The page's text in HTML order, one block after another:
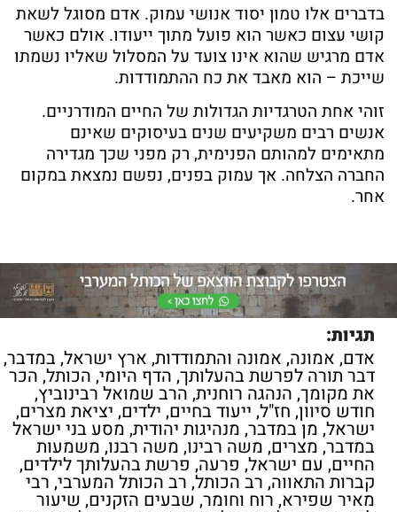
בדברים אלו טמון יסוד אנושי עמוק. אדם מסוגל לשאת
קושי עצום כאשר הוא פועל מתוך ייעודו. אולם כאשר
אדם מרגיש שהוא אינו צועד על המסלול שאליו נשמתו
שייכת – הוא מאבד את כח ההתמודדות.
זוהי אחת הטרגדיות הגדולות של החיים המודרניים.
אנשים רבים משקיעים שנים בעיסוקים שאינם
מתאימים למהותם הפנימית, רק מפני שכך מגדירה
החברה הצלחה. אך עמוק בפנים, נפשם נמצאת במקום
אחר.
תגיות:
אדם, אמונה, אמונה והתמודדות, ארץ ישראל, במדבר,
דבר תורה לפרשת בהעלותך, הדף היומי, הכותל, הכר
את מקומך, הנהגה רוחנית,הרב שמואל רבינוביץ,
חודש סיוון, חז"ל, ייעוד בחיים, ילדים, יציאת מצרים,
ישראל, מן במדבר, מנהיגות יהודית, מסע בני ישראל
במדבר, מצרים, משה רבינו, משה רבנו, משמעות
החיים, עם ישראל, פרעה, פרשת בהעלותך לילדים,
קברות התאווה, רב הכותל, רב הכותל המערבי, רבי
מאיר שפירא, רוח וחומר, שבעים הזקנים, שיעור